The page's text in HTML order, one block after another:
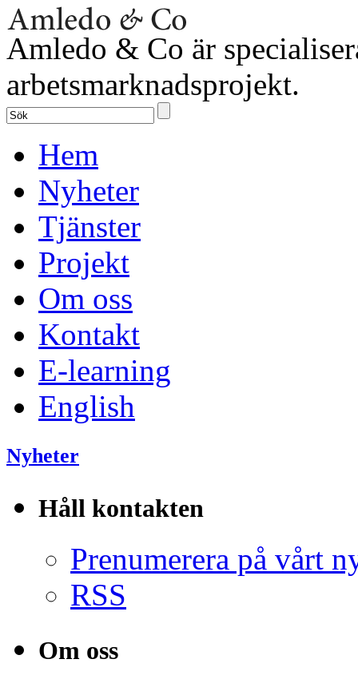
Amledo & Co är
arbetsmarknadsprojekt.
Hem
Nyheter
Tjänster
Projekt
Om oss
Kontakt
E-learning
English
Nyheter
Håll kontakten
Prenumerera på vårt
RSS
Om oss